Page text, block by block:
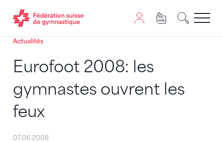
Passer au contenu
Naviguer vers le plan du siten
JavaScript est nécessaire pour naviguer sur ce site.
Actualités
Eurofoot 2008: les
gymnastes ouvrent les
feux
07.06.2008